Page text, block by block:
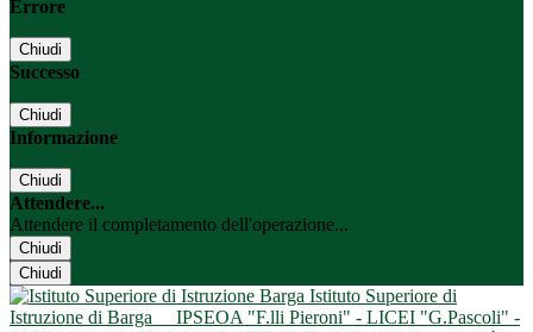
Errore
Chiudi
Successo
Chiudi
Informazione
Chiudi
Attendere...
Attendere il completamento dell'operazione...
Chiudi
Chiudi
Istituto Superiore di
Istruzione di Barga
IPSEOA "F.lli Pieroni" - LICEI "G.Pascoli" -